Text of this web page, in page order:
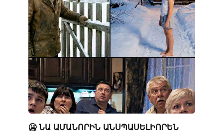
🥶 ՆԱ ԱՄԱՆՈՐԻՆ ԱՆՍՊԱՍԵԼԻՈՐԵՆ